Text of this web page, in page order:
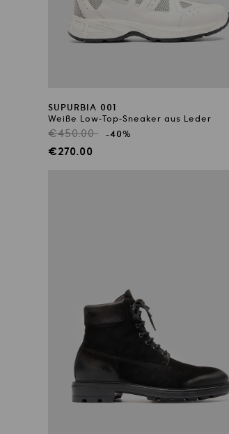
SUPURBIA 001
Weiße Low-Top-Sneaker aus Leder
Regulärer
Preis
€450.00 -40%
Verkaufspreis
€270.00